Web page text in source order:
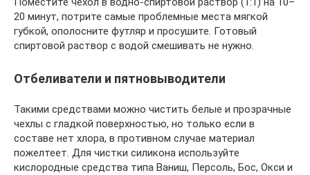
20 минут, потрите самые проблемные места мягкой
губкой, ополосните футляр и просушите. Готовый
спиртовой раствор с водой смешивать не нужно.
Отбеливатели и пятновыводители
Такими средствами можно чистить белые и прозрачные
чехлы с гладкой поверхностью, но только если в
составе нет хлора, в противном случае материал
пожелтеет. Для чистки силикона используйте
кислородные средства типа Ваниш, Персоль, Бос, Окси и